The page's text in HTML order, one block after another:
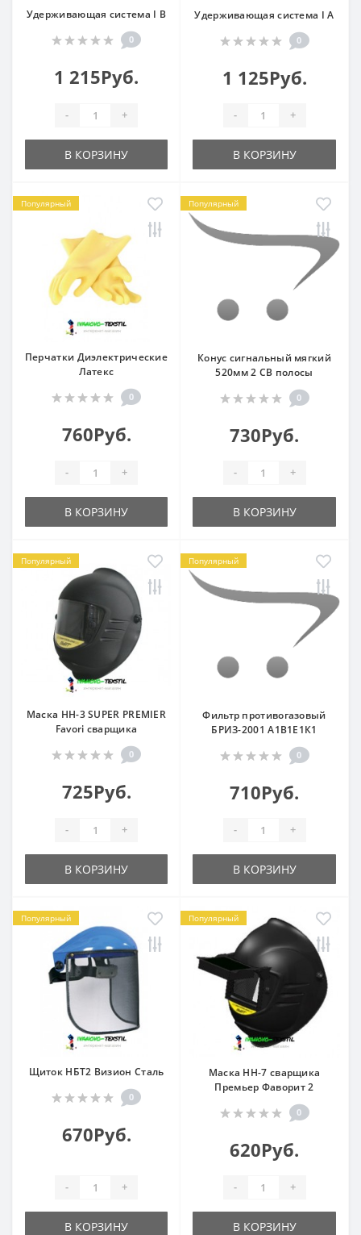
Удерживающая система I В
0
1 215Руб.
- +
В КОРЗИНУ
Удерживающая система I А
0
1 125Руб.
- +
В КОРЗИНУ
Популярный
Перчатки Диэлектрические
Латекс
0
760Руб.
- +
В КОРЗИНУ
Популярный
Конус сигнальный мягкий
520мм 2 СВ полосы
0
730Руб.
- +
В КОРЗИНУ
Популярный
Маска НН-3 SUPER PREMIER
Favori сварщика
0
725Руб.
- +
В КОРЗИНУ
Популярный
Фильтр противогазовый
БРИЗ-2001 А1В1Е1К1
0
710Руб.
- +
В КОРЗИНУ
Популярный
Щиток НБТ2 Визион Сталь
0
670Руб.
- +
В КОРЗИНУ
Популярный
Маска НН-7 сварщика
Премьер Фаворит 2
0
620Руб.
- +
В КОРЗИНУ